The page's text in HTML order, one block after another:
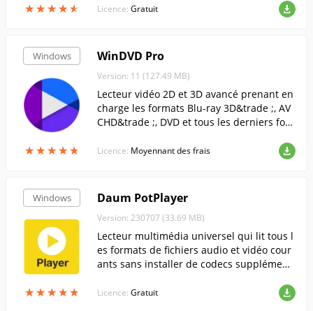
★★★★★
★★★★★ Licence: Gratuit
Windows
★★★★★
★★★★★
WinDVD Pro
Version: 11 (127.49 MB)
Lecteur vidéo 2D et 3D avancé prenant en
charge les formats Blu-ray 3D&trade ;, AV
CHD&trade ;, DVD et tous les derniers for
Licence: Moyennant des frais
Windows
★★★★★
★★★★★
Daum PotPlayer
Version: 230707 (33.69 MB)
Lecteur multimédia universel qui lit tous l
es formats de fichiers audio et vidéo cour
ants sans installer de codecs supplément
Licence: Gratuit